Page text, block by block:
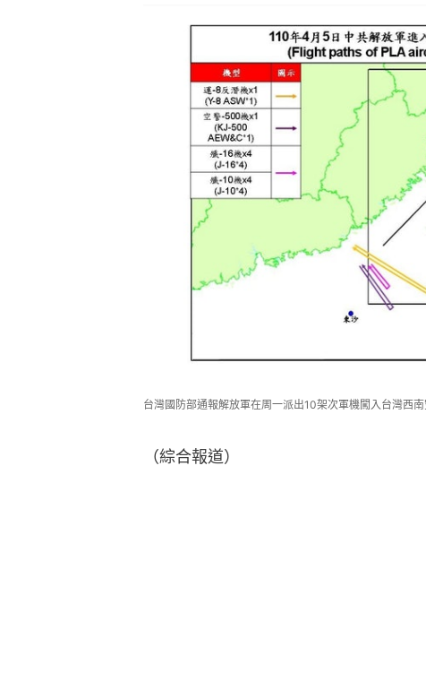
台灣國防部通報解放軍在周一派出10架次軍機闖入台灣西南
（綜合報道）